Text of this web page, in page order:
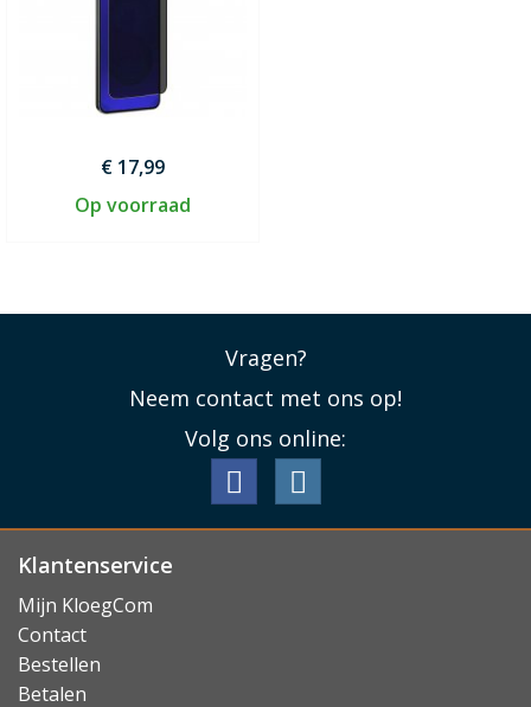
€ 17,99
Op voorraad
Vragen?
Neem contact met ons op!
Volg ons online:
Klantenservice
Mijn KloegCom
Contact
Bestellen
Betalen